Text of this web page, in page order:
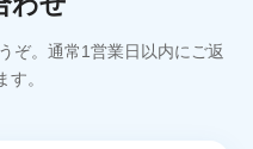
ぞ。通常1営業日以内にご返
す。